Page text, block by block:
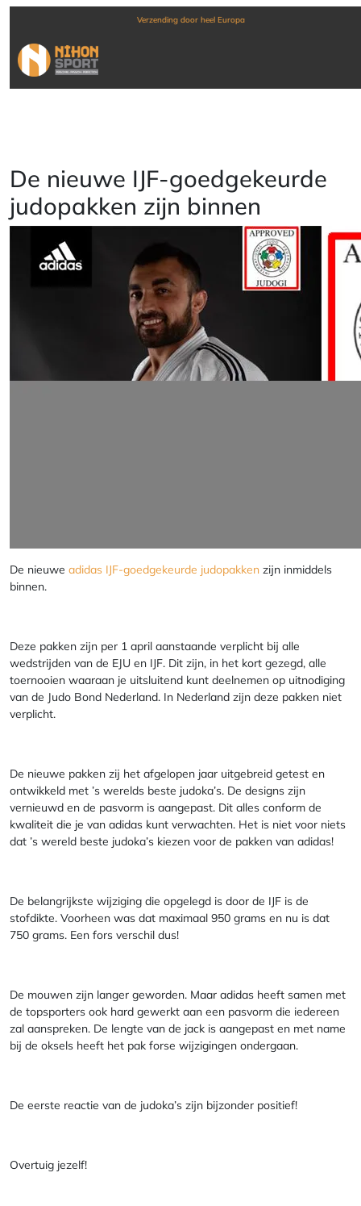
De nieuwe IJF-goedgekeurde
judopakken zijn binnen
De nieuwe adidas IJF-goedgekeurde judopakken zijn inmiddels
binnen.
Deze pakken zijn per 1 april aanstaande verplicht bij alle
wedstrijden van de EJU en IJF. Dit zijn, in het kort gezegd, alle
toernooien waaraan je uitsluitend kunt deelnemen op uitnodiging
van de Judo Bond Nederland. In Nederland zijn deze pakken niet
verplicht.
De nieuwe pakken zij het afgelopen jaar uitgebreid getest en
ontwikkeld met ’s werelds beste judoka’s. De designs zijn
vernieuwd en de pasvorm is aangepast. Dit alles conform de
kwaliteit die je van adidas kunt verwachten. Het is niet voor niets
dat ’s wereld beste judoka’s kiezen voor de pakken van adidas!
De belangrijkste wijziging die opgelegd is door de IJF is de
stofdikte. Voorheen was dat maximaal 950 grams en nu is dat
750 grams. Een fors verschil dus!
De mouwen zijn langer geworden. Maar adidas heeft samen met
de topsporters ook hard gewerkt aan een pasvorm die iedereen
zal aanspreken. De lengte van de jack is aangepast en met name
bij de oksels heeft het pak forse wijzigingen ondergaan.
De eerste reactie van de judoka’s zijn bijzonder positief!
Overtuig jezelf!